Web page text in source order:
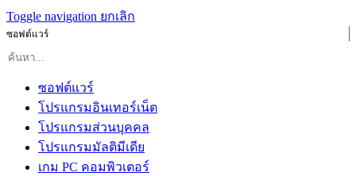
Toggle navigation ยกเลิก
ซอฟต์แวร์
ซอฟต์แวร์
โปรแกรมอินเทอร์เน็ต
โปรแกรมส่วนบุคคล
โปรแกรมมัลติมีเดีย
เกม PC คอมพิวเตอร์